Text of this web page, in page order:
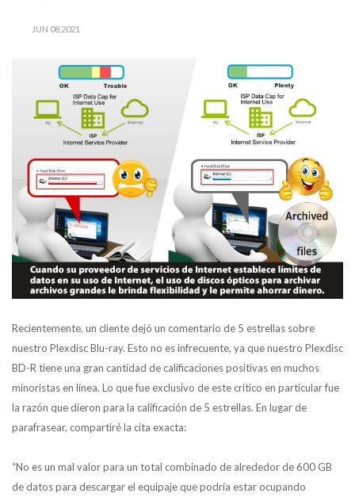
JUN 08,2021
Recientemente, un cliente dejó un comentario de 5 estrellas sobre
nuestro Plexdisc Blu-ray. Esto no es infrecuente, ya que nuestro Plexdisc
BD-R tiene una gran cantidad de calificaciones positivas en muchos
minoristas en línea. Lo que fue exclusivo de este crítico en particular fue
la razón que dieron para la calificación de 5 estrellas. En lugar de
parafrasear, compartiré la cita exacta:
“No es un mal valor para un total combinado de alrededor de 600 GB
de datos para descargar el equipaje que podría estar ocupando